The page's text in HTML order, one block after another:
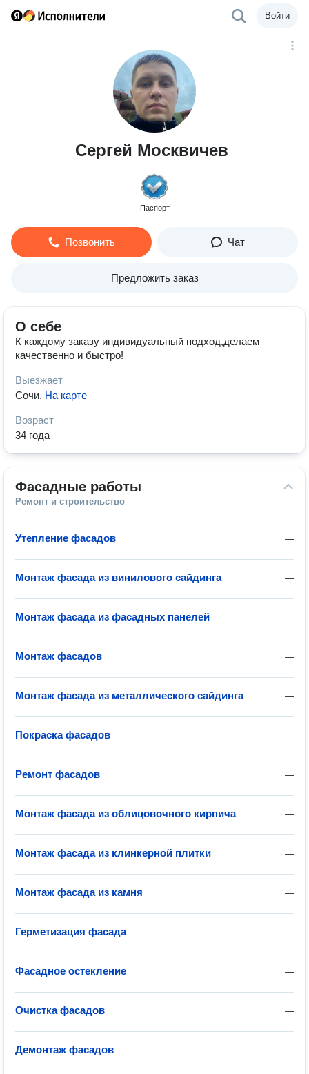
Войти
Сергей Москвичев
Паспорт
Позвонить Чат
Предложить заказ
О себе
К каждому заказу индивидуальный подход,делаем
качественно и быстро!
Выезжает
Сочи. На карте
Возраст
34 года
Фасадные работы
Ремонт и строительство
—
Утепление фасадов
—
Монтаж фасада из винилового сайдинга
—
Монтаж фасада из фасадных панелей
—
Монтаж фасадов
—
Монтаж фасада из металлического сайдинга
—
Покраска фасадов
—
Ремонт фасадов
—
Монтаж фасада из облицовочного кирпича
—
Монтаж фасада из клинкерной плитки
—
Монтаж фасада из камня
—
Герметизация фасада
—
Фасадное остекление
—
Очистка фасадов
—
Демонтаж фасадов